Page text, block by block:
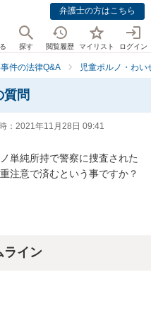
弁護士の方はこちら
探す 閲覧履歴 マイリスト ログイン
件の法律Q&A 児童ポルノ・わ
質問
： 2021年11月28日 09:41
単純所持で警察に捜査された
注意で済むという事ですか？
ライン